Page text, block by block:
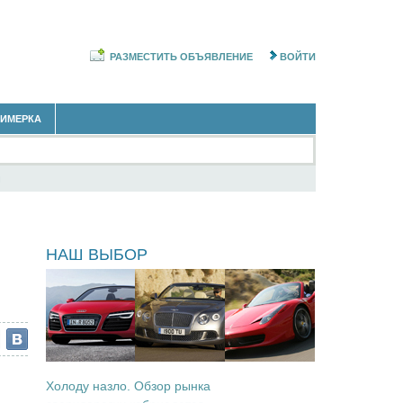
РАЗМЕСТИТЬ ОБЪЯВЛЕНИЕ ВОЙТИ
НАШ ВЫБОР
Холоду назло. Обзор рынка